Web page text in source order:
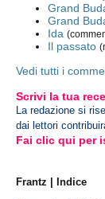
Grand
Grand
Ida
Il passato
Vedi tutti i
Scrivi la tua
La redazione si
dai lettori
Fai clic qui per
Frantz | Indice